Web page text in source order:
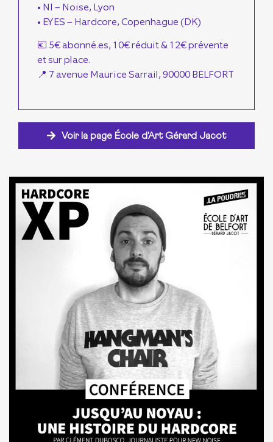
• NI – Noise, Lyon
• EYES – Hardcore, Copenhague (DK)
💶​ 5€ abonné.es, 10€ réduit & 12€ prévente
et sur place.
📍 7 avenue Maurice Sarrail, 90000 BELFORT
Voir la page École d'Art Gérard Jacot